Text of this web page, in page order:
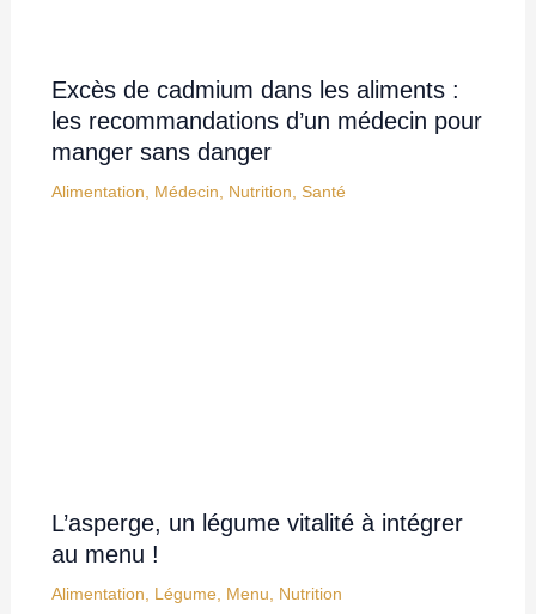
Excès de cadmium dans les aliments :
les recommandations d’un médecin pour
manger sans danger
Alimentation Médecin Nutrition Santé
L’asperge, un légume vitalité à intégrer
au menu !
Alimentation Légume Menu Nutrition